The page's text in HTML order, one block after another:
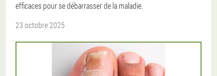
efficaces pour se débarrasser de la maladie.
23 octobre 2025